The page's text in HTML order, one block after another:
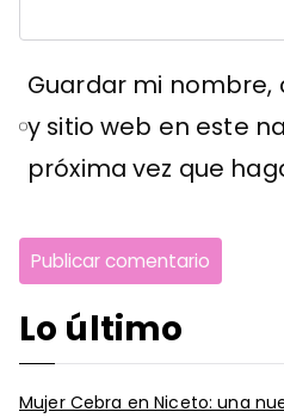
Guardar mi
y sitio web en este
próxima vez que
Lo último
Mujer Cebra en Niceto: una